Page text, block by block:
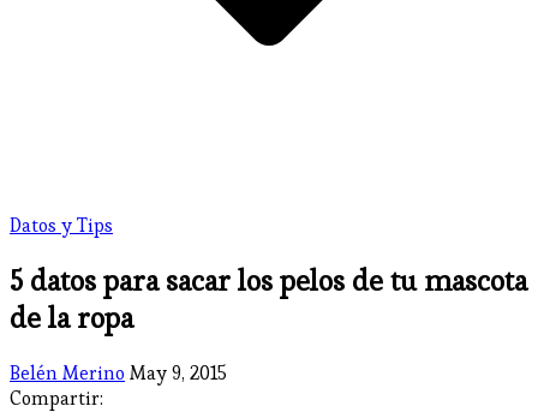
Datos y Tips
5 datos para sacar los pelos de tu mascota
de la ropa
Belén Merino May 9, 2015
Compartir: